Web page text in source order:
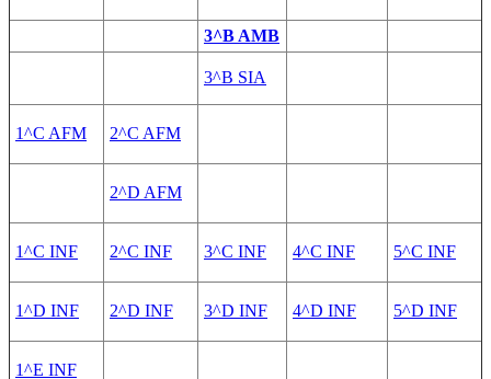
3^B AMB
3^B SIA
1^C AFM 2^C AFM
2^D AFM
1^C INF 2^C INF 3^C INF 4^C INF 5^C INF
1^D INF 2^D INF 3^D INF 4^D INF 5^D INF
1^E INF